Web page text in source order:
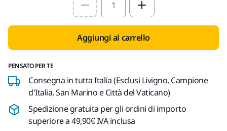
Select quantity value
Aggiungi al carrello
PENSATO PER TE
Consegna in tutta Italia (Esclusi Livigno, Campione
d'Italia, San Marino e Città del Vaticano)
Spedizione gratuita per gli ordini di importo
superiore a 49,90€ IVA inclusa